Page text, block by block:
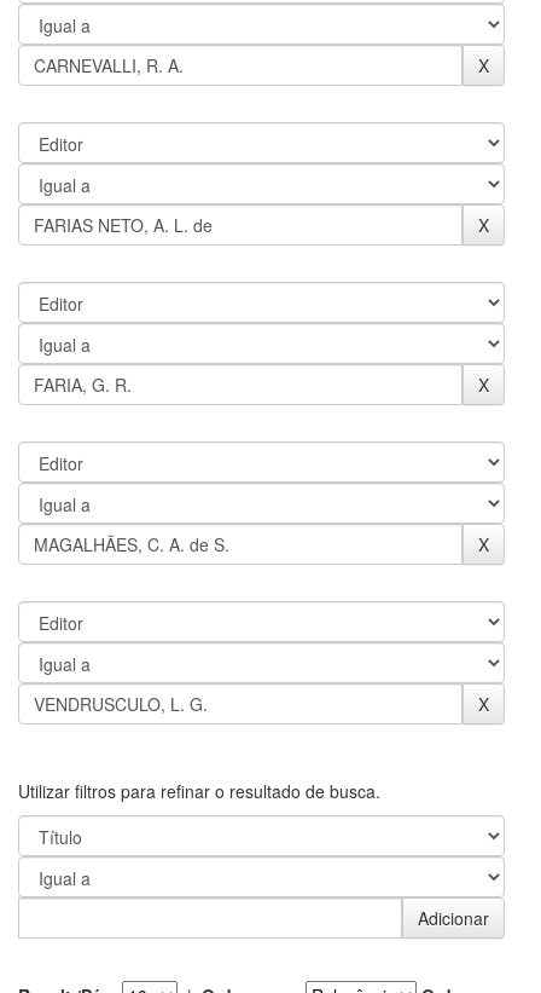
Utilizar filtros para refinar o resultado de busca.